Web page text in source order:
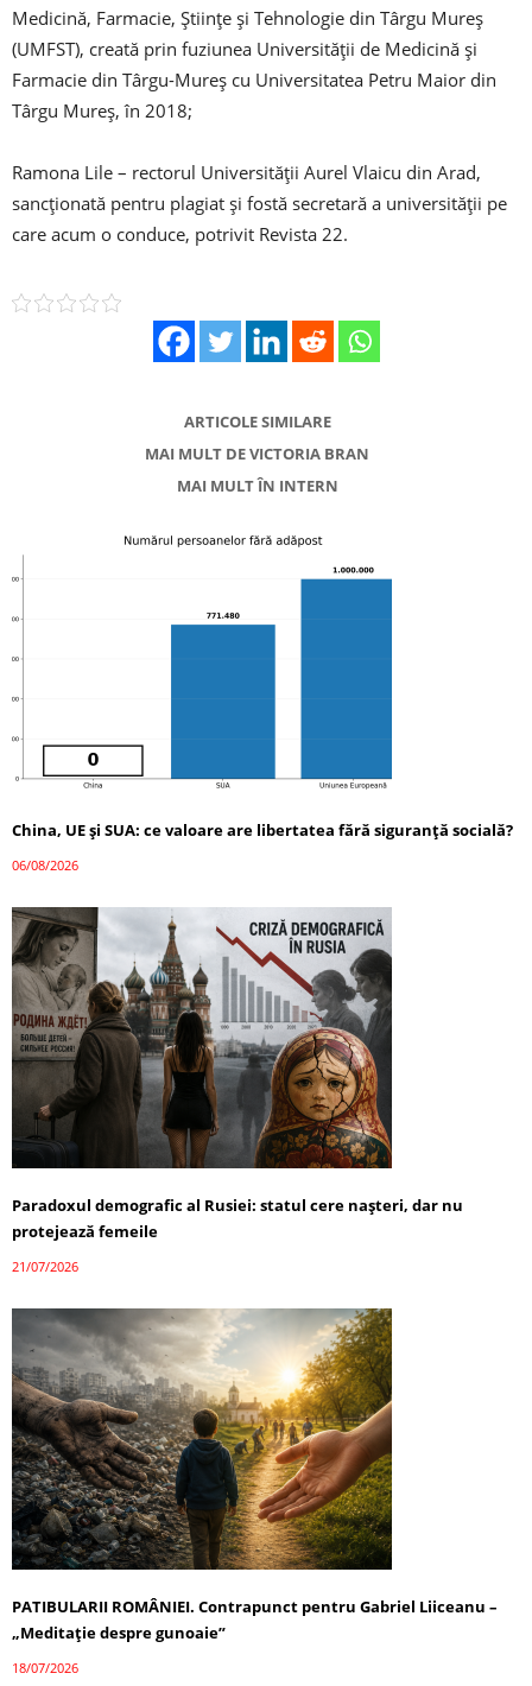
Medicină, Farmacie, Științe și Tehnologie din Târgu Mureș
(UMFST), creată prin fuziunea Universității de Medicină și
Farmacie din Târgu-Mureș cu Universitatea Petru Maior din
Târgu Mureș, în 2018;
Ramona Lile – rectorul Universității Aurel Vlaicu din Arad,
sancționată pentru plagiat și fostă secretară a universității pe
care acum o conduce, potrivit Revista 22.
ARTICOLE SIMILARE
MAI MULT DE VICTORIA BRAN
MAI MULT ÎN INTERN
China, UE și SUA: ce valoare are libertatea fără siguranță socială?
06/08/2026
Paradoxul demografic al Rusiei: statul cere nașteri, dar nu
protejează femeile
21/07/2026
PATIBULARII ROMÂNIEI. Contrapunct pentru Gabriel Liiceanu –
„Meditație despre gunoaie”
18/07/2026